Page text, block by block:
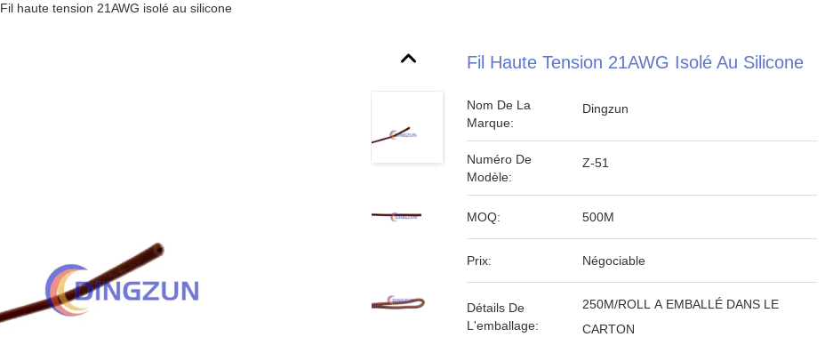
Fil haute tension 21AWG isolé au silicone
Fil Haute Tension 21AWG Isolé Au Silicone
Nom De La
Marque:
Dingzun
Numéro De
Modèle:
Z-51
MOQ: 500M
Prix: Négociable
Détails De
L'emballage:
250M/ROLL A EMBALLÉ DANS LE
CARTON